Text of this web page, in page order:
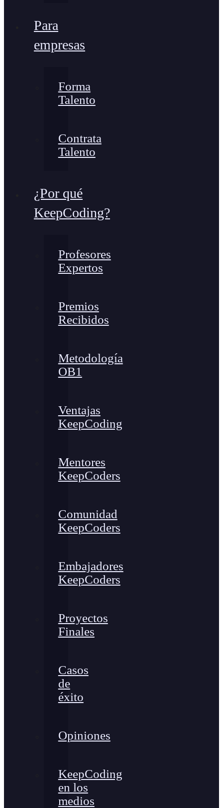
Para
empresas
Forma
Talento
Contrata
Talento
¿Por qué
KeepCoding?
Profesores
Expertos
Premios
Recibidos
Metodología
OB1
Ventajas
KeepCoding
Mentores
KeepCoders
Comunidad
KeepCoders
Embajadores
KeepCoders
Proyectos
Finales
Casos
de
éxito
Opiniones
KeepCoding
en los
medios